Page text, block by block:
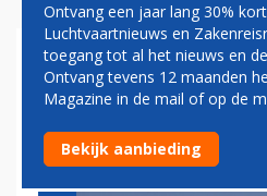
AEROMEXICO
WEER
PASSAGIERS
Ontvang een jaar lang 30%
Luchtvaartnieuws en
toegang tot al het nieuws en
Ontvang tevens 12 maanden
Magazine in de mail of op de
Bekijk aanbieding